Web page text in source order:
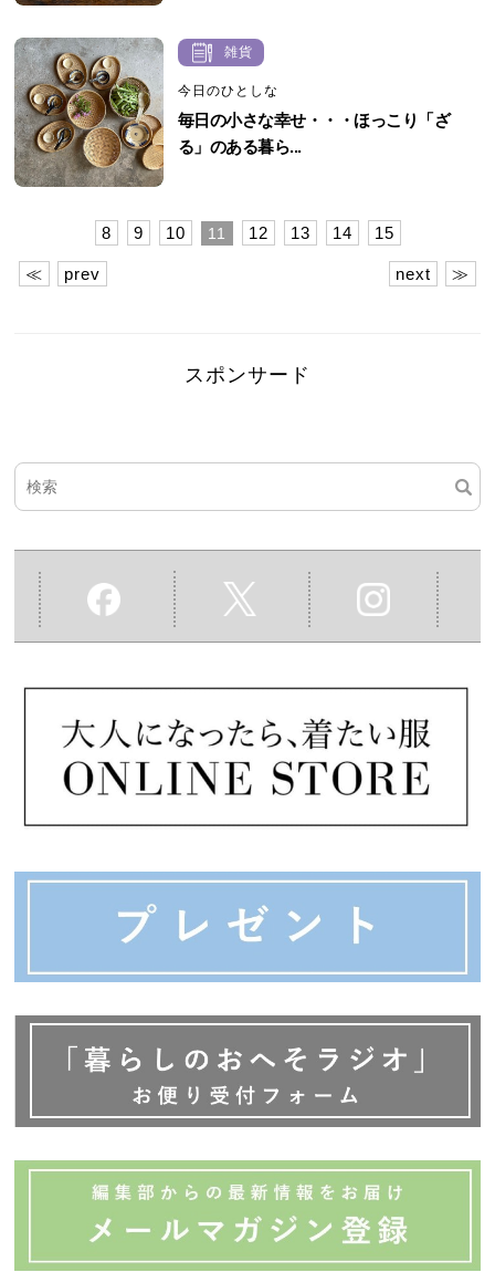
雑貨
今日のひとしな
毎日の小さな幸せ・・・ほっこり「ざ
る」のある暮ら...
≪ prev
8 9 10 11 12 13 14 15
next ≫
スポンサード